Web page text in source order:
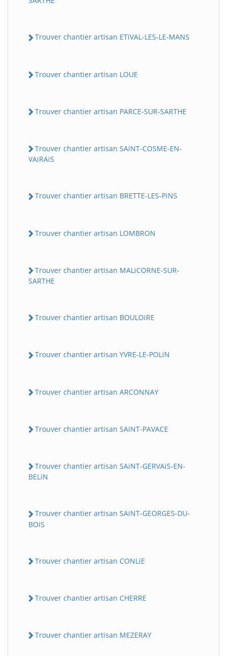
Trouver chantier artisan ETiVAL-LES-LE-MANS
Trouver chantier artisan LOUE
Trouver chantier artisan PARCE-SUR-SARTHE
Trouver chantier artisan SAiNT-COSME-EN-
VAiRAiS
Trouver chantier artisan BRETTE-LES-PiNS
Trouver chantier artisan LOMBRON
Trouver chantier artisan MALiCORNE-SUR-
SARTHE
Trouver chantier artisan BOULOiRE
Trouver chantier artisan YVRE-LE-POLiN
Trouver chantier artisan ARCONNAY
Trouver chantier artisan SAiNT-PAVACE
Trouver chantier artisan SAiNT-GERVAiS-EN-
BELiN
Trouver chantier artisan SAiNT-GEORGES-DU-
BOiS
Trouver chantier artisan CONLiE
Trouver chantier artisan CHERRE
Trouver chantier artisan MEZERAY